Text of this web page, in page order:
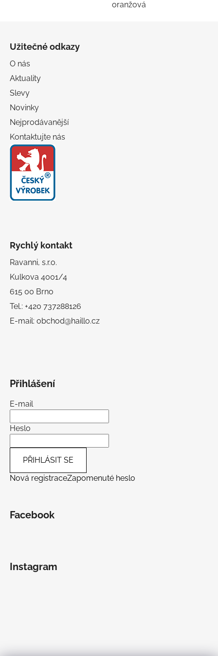
oranžová
Užitečné odkazy
O nás
Aktuality
Slevy
Novinky
Nejprodávanější
Kontaktujte nás
Rychlý kontakt
Ravanni, s.r.o.
Kulkova 4001/4
615 00 Brno
Tel.: +420 737288126
E-mail: obchod@haillo.cz
Přihlášení
E-mail
Heslo
PŘIHLÁSIT SE
Nová registraceZapomenuté heslo
Facebook
Instagram